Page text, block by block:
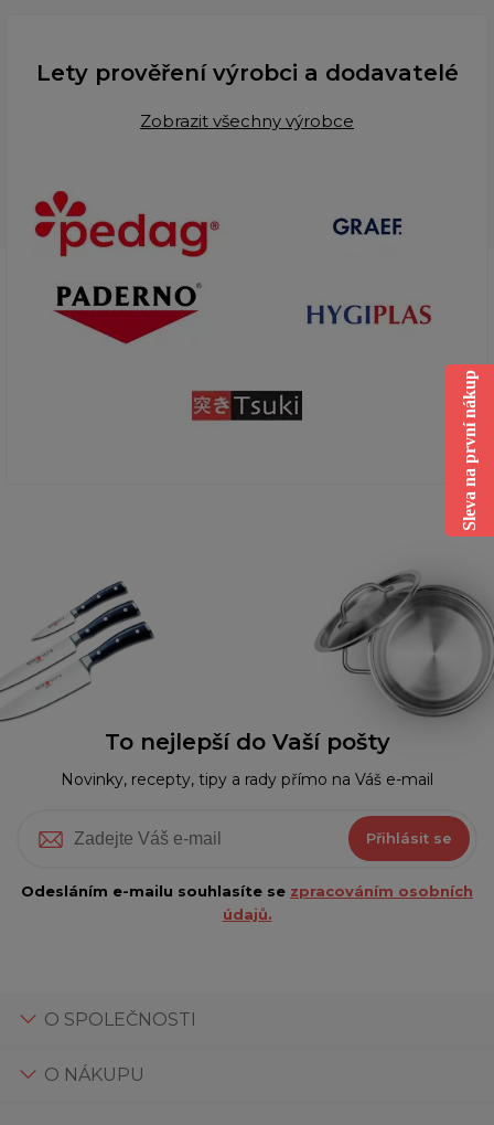
Lety prověření výrobci a dodavatelé
Zobrazit všechny výrobce
To nejlepší do Vaší pošty
Novinky, recepty, tipy a rady přímo na Váš e-mail
Přihlásit se
Odesláním e-mailu souhlasíte se zpracováním osobních
údajů.
O SPOLEČNOSTI
O NÁKUPU
Sleva na první nákup